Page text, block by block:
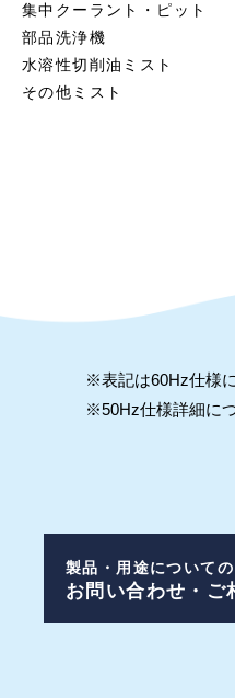
集中クーラント・ピット
部品洗浄機
水溶性切削油ミスト
その他ミスト
※表記は60Hz仕様
※50Hz仕様詳細に
製品・用途についての
お問い合わせ・ご